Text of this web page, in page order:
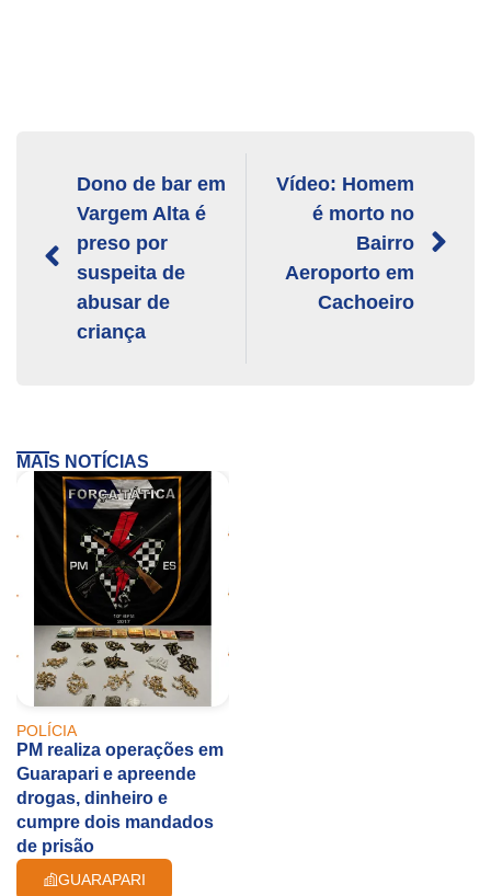
Dono de bar em
Vargem Alta é
preso por
suspeita de
abusar de
criança
Vídeo: Homem
é morto no
Bairro
Aeroporto em
Cachoeiro
MAIS NOTÍCIAS
POLÍCIA
PM realiza operações em
Guarapari e apreende
drogas, dinheiro e
cumpre dois mandados
de prisão
GUARAPARI